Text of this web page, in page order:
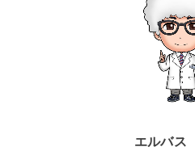
エルバス